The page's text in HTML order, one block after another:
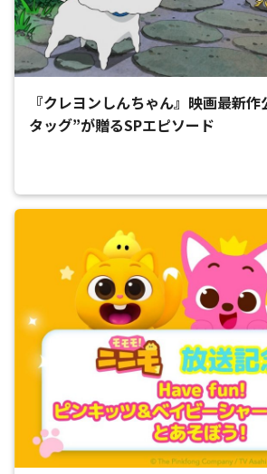
『クレヨンしんちゃん』映画最新
タッグ”が贈るSPエピソード